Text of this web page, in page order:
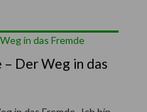
– Der Weg in das